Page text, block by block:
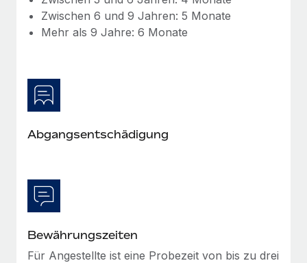
Zwischen 6 und 9 Jahren: 5 Monate
Mehr als 9 Jahre: 6 Monate
Abgangsentschädigung
Bewährungszeiten
Für Angestellte ist eine Probezeit von bis zu drei